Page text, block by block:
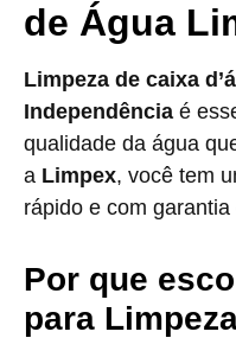
de Água
Limpeza de caixa
Independência é
qualidade da água
a Limpex, você tem
rápido e com
Por que
para